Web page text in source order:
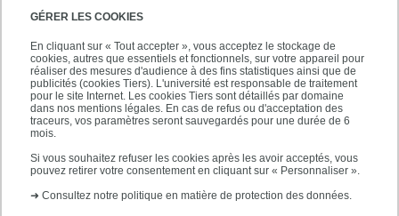
GÉRER LES COOKIES
En cliquant sur « Tout accepter », vous acceptez le stockage de
cookies, autres que essentiels et fonctionnels, sur votre appareil pour
réaliser des mesures d'audience à des fins statistiques ainsi que de
publicités (cookies Tiers). L'université est responsable de traitement
pour le site Internet. Les cookies Tiers sont détaillés par domaine
dans nos mentions légales. En cas de refus ou d'acceptation des
traceurs, vos paramètres seront sauvegardés pour une durée de 6
mois.
Si vous souhaitez refuser les cookies après les avoir acceptés, vous
pouvez retirer votre consentement en cliquant sur « Personnaliser ».
➜ Consultez notre politique en matière de protection des données.
PRATIQUE
NOS FORMATIONS